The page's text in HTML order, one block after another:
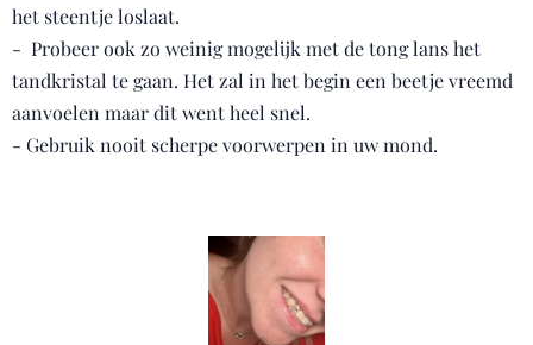
het steentje loslaat.
- Probeer ook zo weinig mogelijk met de tong lans het
tandkristal te gaan. Het zal in het begin een beetje vreemd
aanvoelen maar dit went heel snel.
- Gebruik nooit scherpe voorwerpen in uw mond.